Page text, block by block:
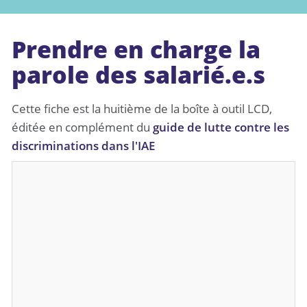
Prendre en charge la
parole des salarié.e.s
Cette fiche est la huitième de la boîte à outil LCD,
éditée en complément du guide de lutte contre les
discriminations dans l'IAE